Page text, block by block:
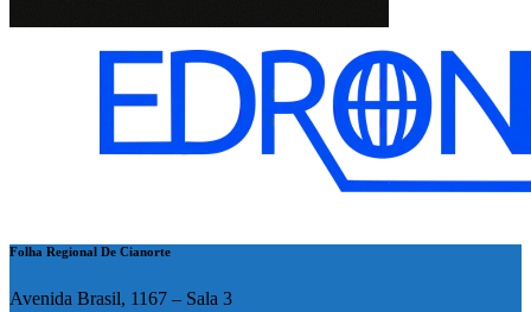
Folha Regional De Cianorte
Avenida Brasil, 1167 – Sala 3